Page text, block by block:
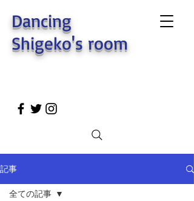
Dancing
Shigeko's room
記事
全ての記事